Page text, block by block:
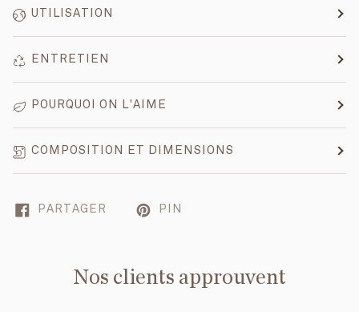
UTILISATION
ENTRETIEN
POURQUOI ON L'AIME
COMPOSITION ET DIMENSIONS
PARTAGER PIN
Nos clients approuvent